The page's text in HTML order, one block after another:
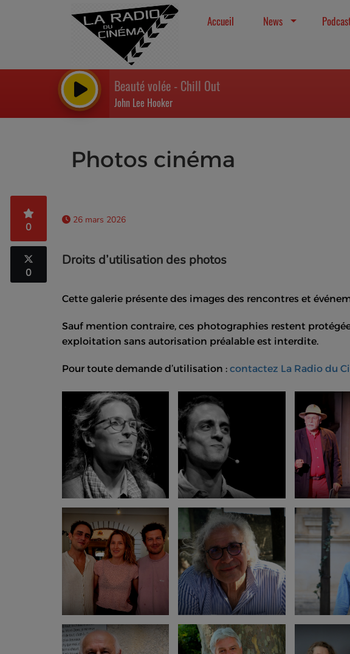
Accueil News
Beauté volée - Chill Out
John Lee Hooker
Photos cinéma
0
0
26 mars 2026
Droits d’utilisation des photos
Cette galerie présente des images des rencontres et
Sauf mention contraire, ces photographies restent
exploitation sans autorisation préalable est interdite.
Pour toute demande d’utilisation : contactez La Radio du